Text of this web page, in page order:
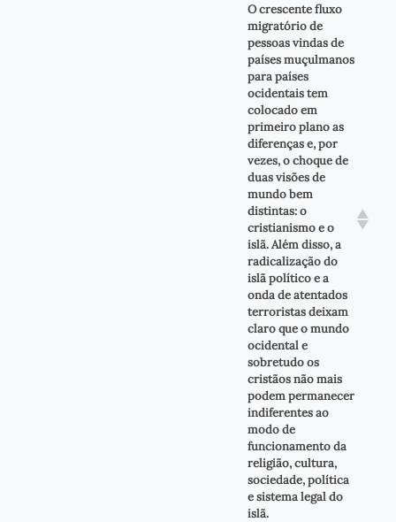
O crescente fluxo
migratório de
pessoas vindas de
países muçulmanos
para países
ocidentais tem
colocado em
primeiro plano as
diferenças e, por
vezes, o choque de
duas visões de
mundo bem
distintas: o
cristianismo e o
islã. Além disso, a
radicalização do
islã político e a
onda de atentados
terroristas deixam
claro que o mundo
ocidental e
sobretudo os
cristãos não mais
podem permanecer
indiferentes ao
modo de
funcionamento da
religião, cultura,
sociedade, política
e sistema legal do
islã.